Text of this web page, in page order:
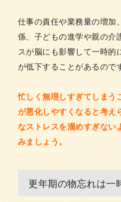
仕事の責任や業務量の増加
係、子どもの進学や親の介
スが脳にも影響して一時的
が低下することがあるので
忙しく無理しすぎてしまう
が悪化しやすくなると考え
なストレスを溜めすぎない
みましょう。
更年期の物忘れは一